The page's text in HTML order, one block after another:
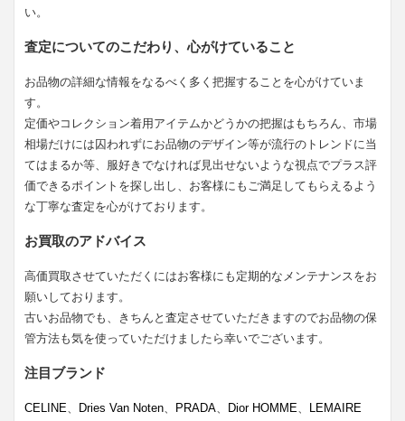
い。
査定についてのこだわり、心がけていること
お品物の詳細な情報をなるべく多く把握することを心がけていま
す。
定価やコレクション着用アイテムかどうかの把握はもちろん、市場
相場だけには囚われずにお品物のデザイン等が流行のトレンドに当
てはまるか等、服好きでなければ見出せないような視点でプラス評
価できるポイントを探し出し、お客様にもご満足してもらえるよう
な丁寧な査定を心がけております。
お買取のアドバイス
高価買取させていただくにはお客様にも定期的なメンテナンスをお
願いしております。
古いお品物でも、きちんと査定させていただきますのでお品物の保
管方法も気を使っていただけましたら幸いでございます。
注目ブランド
CELINE、 Dries Van Noten、 PRADA、 Dior HOMME、 LEMAIRE